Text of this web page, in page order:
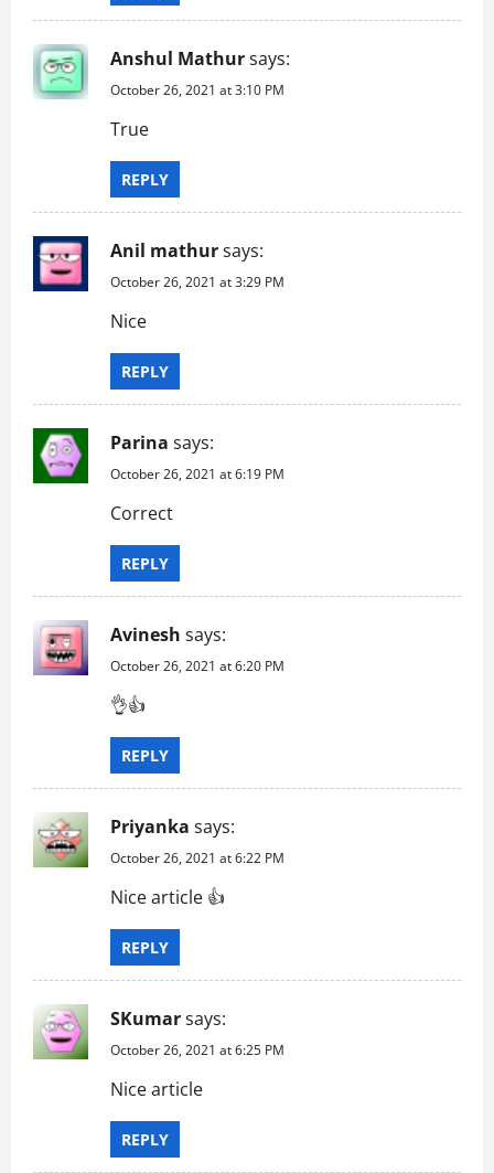
Anshul Mathursays:
October 26, 2021 at 3:10 PM
True
REPLY
Anil mathursays:
October 26, 2021 at 3:29 PM
Nice
REPLY
Parina says:
October 26, 2021 at 6:19 PM
Correct
REPLY
Avinesh says:
October 26, 2021 at 6:20 PM
👌👍
REPLY
Priyanka says:
October 26, 2021 at 6:22 PM
Nice article 👍
REPLY
SKumarsays:
October 26, 2021 at 6:25 PM
Nice article
REPLY